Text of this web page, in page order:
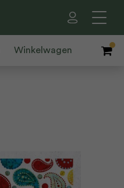
Winkelwagen